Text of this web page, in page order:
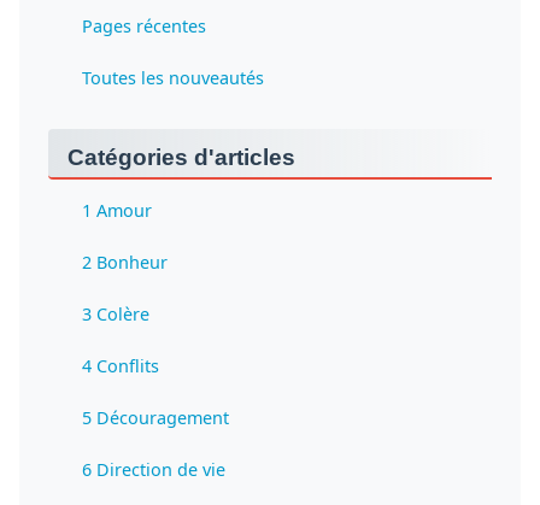
Pages récentes
Toutes les nouveautés
Catégories d'articles
1 Amour
2 Bonheur
3 Colère
4 Conflits
5 Découragement
6 Direction de vie